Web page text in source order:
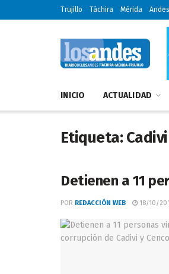
Trujillo Táchira Mérida
INICIO ACTUALIDAD
Etiqueta:Cadivi
Detienen a 11
POR REDACCIÓN WEB 18/10/